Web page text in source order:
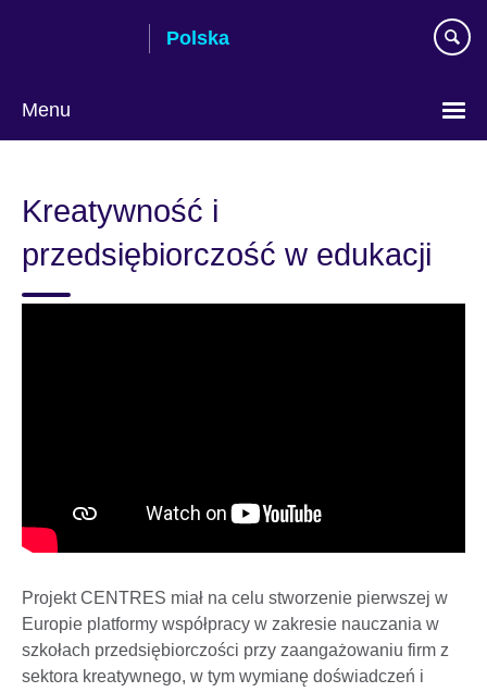
Polska
Menu
Kreatywność i
przedsiębiorczość w edukacji
Projekt CENTRES miał na celu stworzenie pierwszej w
Europie platformy współpracy w zakresie nauczania w
szkołach przedsiębiorczości przy zaangażowaniu firm z
sektora kreatywnego, w tym wymianę doświadczeń i